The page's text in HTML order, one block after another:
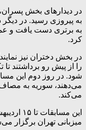
به پیروزی رسید. در دیگر
به برتری دست یافت و
کرد.
را از پیش رو برداشتند
شود. در روز دوم این
می‌دهند، سوریه به
می‌کند.
این
میزبانی تهران برگزار